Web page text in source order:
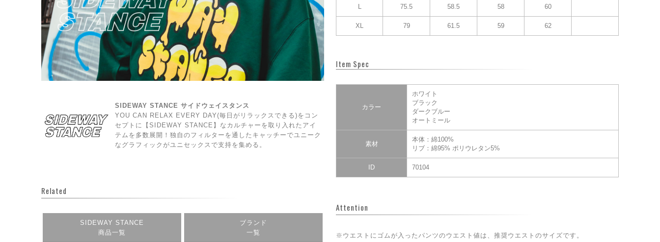
SIDEWAY STANCE サイドウェイスタンス
YOU CAN RELAX EVERY DAY(毎日がリラックスできる)をコン
セプトに【SIDEWAY STANCE】なカルチャーを取り入れたアイ
テムを多数展開！独自のフィルターを通したキャッチーでユニーク
なグラフィックがユニセックスで支持を集める。
Related
SIDEWAY STANCE
商品一覧
ブランド
一覧
L 75.5 58.5 58 60
XL 79 61.5 59 62
Item Spec
カラー
ホワイト
ブラック
ダークブルー
オートミール
素材
本体：綿100%
リブ：綿95% ポリウレタン5%
ID 70104
Attention
※ウエストにゴムが入ったパンツのウエスト値は、推奨ウエストのサイズです。